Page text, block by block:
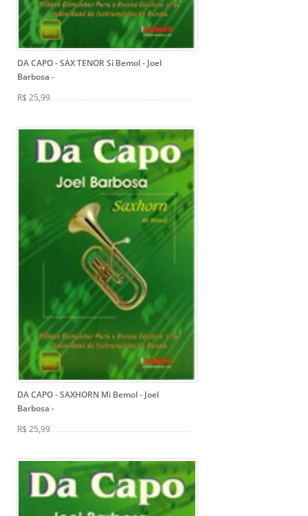
DA CAPO - SAX TENOR Si Bemol - Joel
Barbosa -
R$ 25,99
DA CAPO - SAXHORN Mi Bemol - Joel
Barbosa -
R$ 25,99